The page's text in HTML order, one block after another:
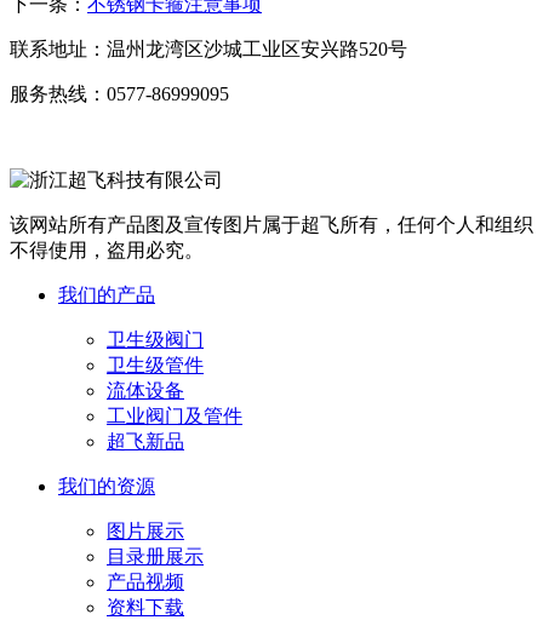
下一条： 不锈钢卡箍注意事项
联系地址： 温州龙湾区沙城工业区安兴路520号
服务热线： 0577-86999095
该网站所有产品图及宣传图片属于超飞所有，任何个人和组织
不得使用，盗用必究。
我们的产品
卫生级阀门
卫生级管件
流体设备
工业阀门及管件
超飞新品
我们的资源
图片展示
目录册展示
产品视频
资料下载